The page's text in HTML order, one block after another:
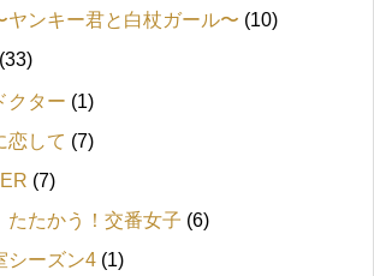
ヤンキー君と白杖ガール〜 (10)
(33)
クター (1)
恋して (7)
(7)
たかう！交番女子 (6)
シーズン4 (1)